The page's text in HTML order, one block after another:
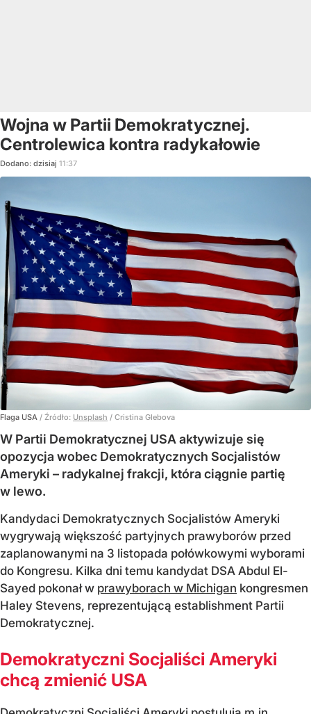
Wojna w Partii Demokratycznej.
Centrolewica kontra radykałowie
Dodano: dzisiaj 11:37
Flaga USA / Źródło: Unsplash / Cristina Glebova
W Partii Demokratycznej USA aktywizuje się
opozycja wobec Demokratycznych Socjalistów
Ameryki – radykalnej frakcji, która ciągnie partię
w lewo.
Kandydaci Demokratycznych Socjalistów Ameryki
wygrywają większość partyjnych prawyborów przed
zaplanowanymi na 3 listopada połówkowymi wyborami
do Kongresu. Kilka dni temu kandydat DSA Abdul El-
Sayed pokonał w prawyborach w Michigan kongresmen
Haley Stevens, reprezentującą establishment Partii
Demokratycznej.
Demokratyczni Socjaliści Ameryki
chcą zmienić USA